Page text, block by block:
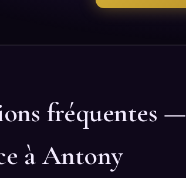
fréquentes —
à Antony